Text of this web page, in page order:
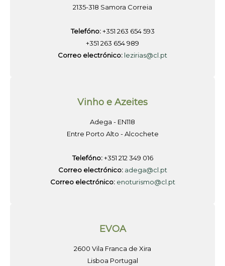
2135-318 Samora Correia
Telefóno:+351 263 654 593
+351 263 654 989
Correo electrónico: lezirias@cl.pt
Vinho e Azeites
Adega - EN118
Entre Porto Alto - Alcochete
Telefóno:+351 212 349 016
Correo electrónico: adega@cl.pt
Correo electrónico: enoturismo@cl.pt
EVOA
2600 Vila Franca de Xira
Lisboa Portugal